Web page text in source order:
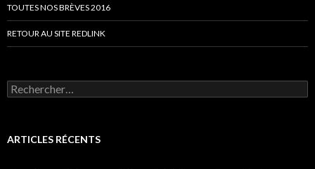
TOUTES NOS BRÈVES 2016
RETOUR AU SITE REDLINK
Rechercher :
ARTICLES RÉCENTS